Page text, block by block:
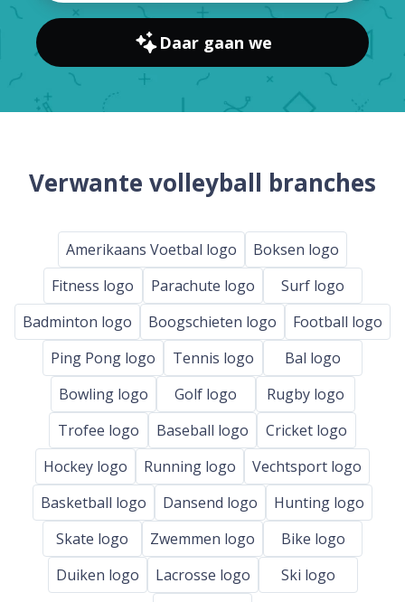
Daar gaan we
Verwante volleyball branches
Amerikaans Voetbal logo
Boksen logo
Fitness logo
Parachute logo
Surf logo
Badminton logo
Boogschieten logo
Football logo
Ping Pong logo
Tennis logo
Bal logo
Bowling logo
Golf logo
Rugby logo
Trofee logo
Baseball logo
Cricket logo
Hockey logo
Running logo
Vechtsport logo
Basketball logo
Dansend logo
Hunting logo
Skate logo
Zwemmen logo
Bike logo
Duiken logo
Lacrosse logo
Ski logo